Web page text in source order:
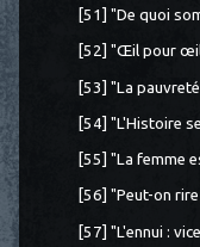
[51] "De quoi
[52] "Œil pour
[53] "La
[54] "L'Histoire
[55] "La femme
[56] "Peut-on
[57] "L'ennui :